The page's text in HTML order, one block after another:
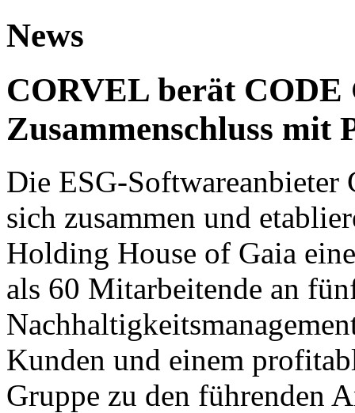
News
CORVEL berät CODE
Zusammenschluss mit
Die ESG-Softwareanbieter
sich zusammen und
Holding House of Gaia
als 60 Mitarbeitende an
Kunden und einem
Gruppe zu den führenden